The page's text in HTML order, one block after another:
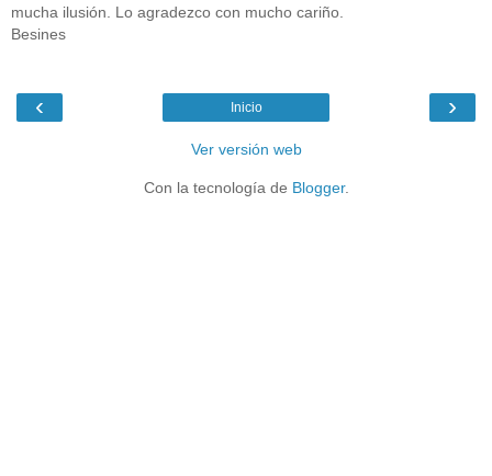
mucha ilusión. Lo agradezco con mucho cariño.
Besines
‹ ›
Inicio
Ver versión web
Con la tecnología de Blogger.